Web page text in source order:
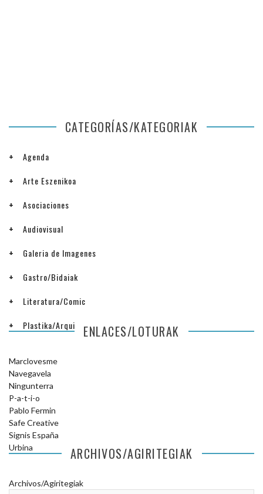
CATEGORÍAS/KATEGORIAK
Agenda
Arte Eszenikoa
Asociaciones
Audiovisual
Galeria de Imagenes
Gastro/Bidaiak
Literatura/Comic
Plastika/ArquitecturaENLACES/LOTURAK
Marclovesme
Navegavela
Ningunterra
P-a-t-i-o
Pablo Fermin
Safe Creative
Signis España
Urbina
ARCHIVOS/AGIRITEGIAK
Archivos/Agiritegiak